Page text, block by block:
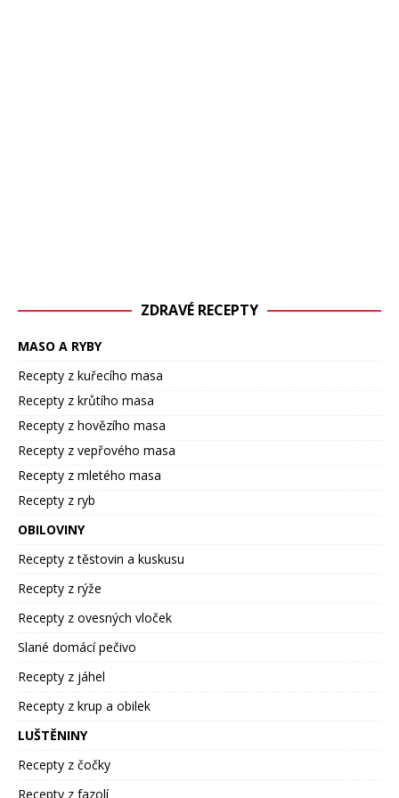
ZDRAVÉ RECEPTY
MASO A RYBY
Recepty z kuřecího masa
Recepty z krůtího masa
Recepty z hovězího masa
Recepty z vepřového masa
Recepty z mletého masa
Recepty z ryb
OBILOVINY
Recepty z těstovin a kuskusu
Recepty z rýže
Recepty z ovesných vloček
Slané domácí pečivo
Recepty z jáhel
Recepty z krup a obilek
LUŠTĚNINY
Recepty z čočky
Recepty z fazolí